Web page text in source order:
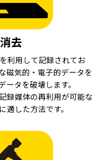
去
利用して記録されてお
磁気的・電子的データを
タを破壊します。
録媒体の再利用が可能な
適した方法です。